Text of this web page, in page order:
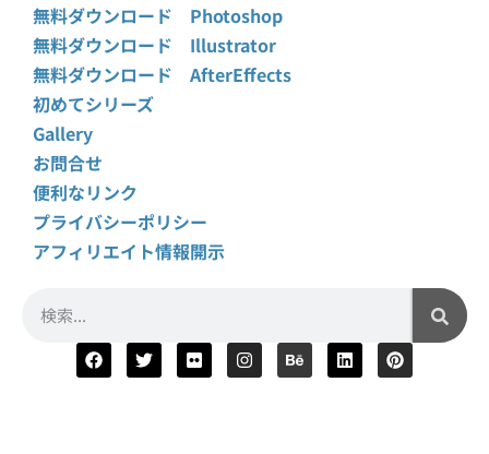
無料ダウンロード Photoshop
無料ダウンロード Illustrator
無料ダウンロード AfterEffects
初めてシリーズ
Gallery
お問合せ
便利なリンク
プライバシーポリシー
アフィリエイト情報開示